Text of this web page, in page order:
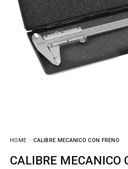
HOME CALIBRE MECANICO CON FRENO
CALIBRE MECANICO